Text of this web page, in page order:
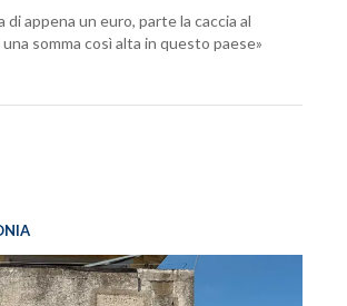
di appena un euro, parte la caccia al
somma così alta in questo paese»